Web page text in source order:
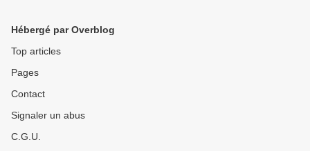
Hébergé par Overblog
Top articles
Pages
Contact
Signaler un abus
C.G.U.